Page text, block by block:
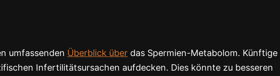
umfassenden Überblick über das Spermien-Metabolom. Künftige
Infertilitätsursachen aufdecken. Dies könnte zu besseren